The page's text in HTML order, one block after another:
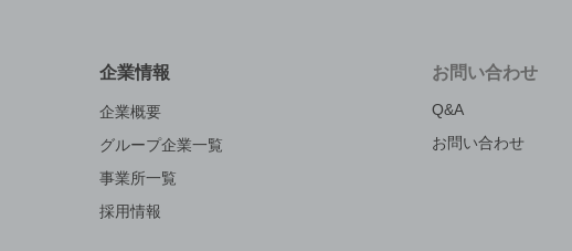
企業情報
企業概要
グループ企業一覧
事業所一覧
採用情報
お問い合わせ
Q&A
お問い合わせ